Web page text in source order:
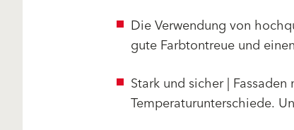
Die Verwendung von
gute Farbtontreue und
Stark und sicher |
Temperaturunterschiede.